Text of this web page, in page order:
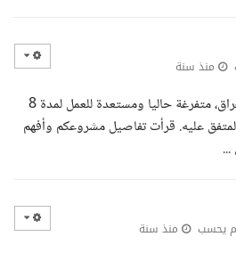
منذ سنة
السلام عليكم، أنا حوراء من العراق، متفرغة حاليا ومستعدة للعمل لمدة 8
عليه. قرأت تفاصيل مشروعكم وأفهم
يحسب منذ سنة